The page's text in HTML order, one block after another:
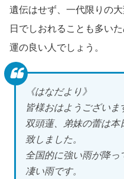
遺伝はせず、一代限りの
日でしおれることも多い
運の良い人でしょう。
《はなだより》
皆様おはようございま
双頭蓮、弟妹の蕾は
致しました。
全国的に強い雨が降っ
凄い雨です。